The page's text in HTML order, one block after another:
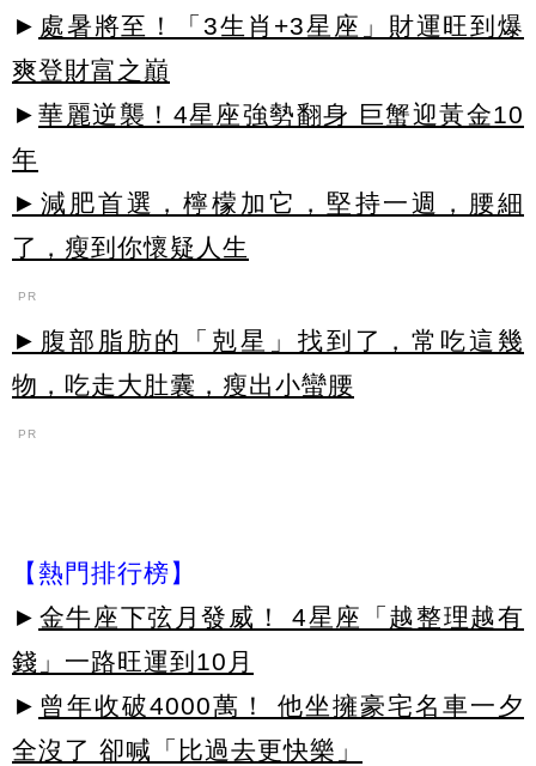
► 處暑將至！「3生肖+3星座」財運旺到爆
爽登財富之巔
► 華麗逆襲！4星座強勢翻身 巨蟹迎黃金10
年
►減肥首選，檸檬加它，堅持一週，腰細
了，瘦到你懷疑人生
PR
►腹部脂肪的「剋星」找到了，常吃這幾
物，吃走大肚囊，瘦出小蠻腰
PR
【熱門排行榜】
► 金牛座下弦月發威！ 4星座「越整理越有
錢」一路旺運到10月
► 曾年收破4000萬！ 他坐擁豪宅名車一夕
全沒了 卻喊「比過去更快樂」